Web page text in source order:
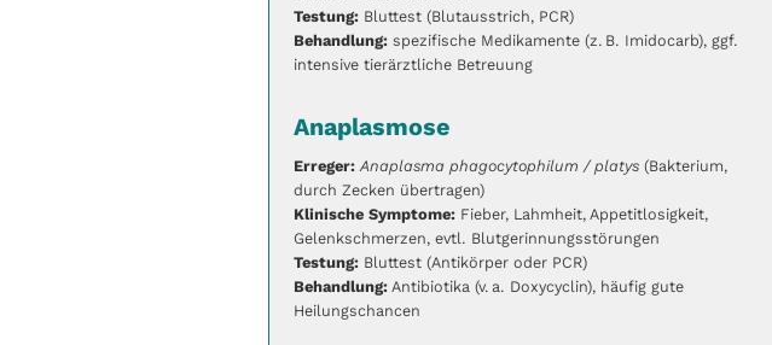
Testung: Bluttest (Blutausstrich, PCR)
Behandlung: spezifische Medikamente (z. B. Imidocarb), ggf.
intensive tierärztliche Betreuung
Anaplasmose
Erreger: Anaplasma phagocytophilum / platys (Bakterium,
durch Zecken übertragen)
Klinische Symptome: Fieber, Lahmheit, Appetitlosigkeit,
Gelenkschmerzen, evtl. Blutgerinnungsstörungen
Testung: Bluttest (Antikörper oder PCR)
Behandlung: Antibiotika (v. a. Doxycyclin), häufig gute
Heilungschancen